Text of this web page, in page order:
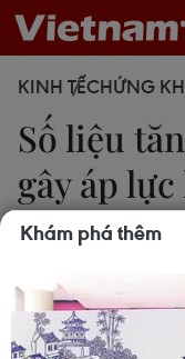
KINH TẾCHỨNG
Số liệu
gây áp
Mỹ
Khánh Ly
26/04/2024 00:34
Khám phá thêm